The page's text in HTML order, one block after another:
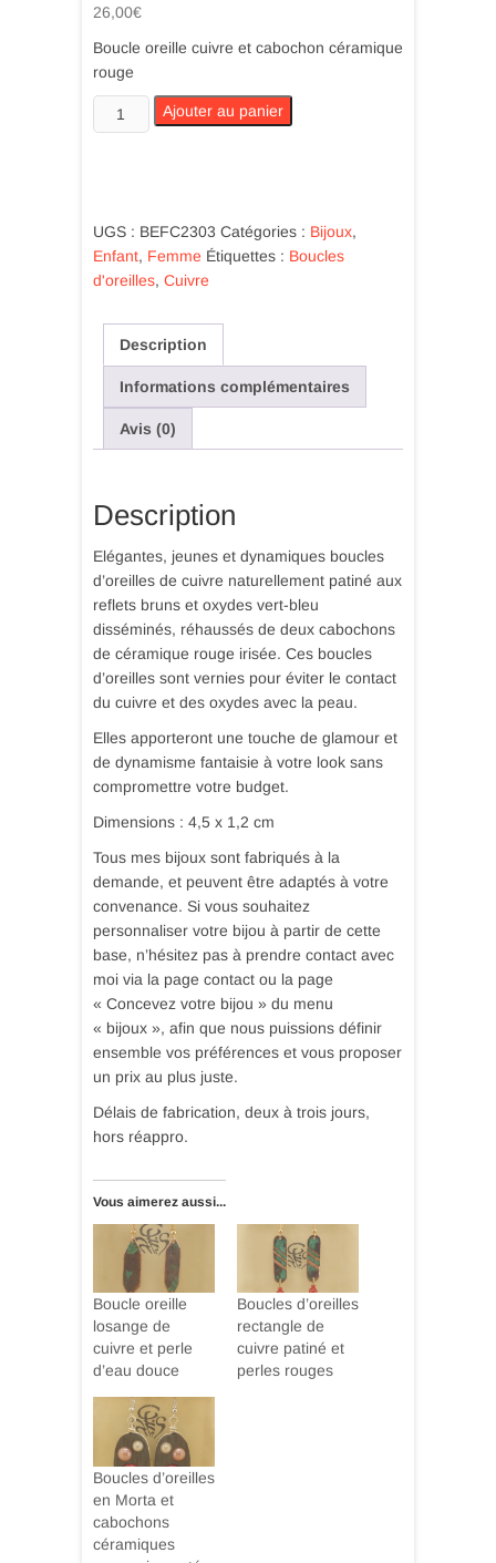
26,00€
Boucle oreille cuivre et cabochon céramique
rouge
quantité
de
et
cabochon
céramique
Ajouter au panier
UGS : BEFC2303 Catégories : Bijoux,
Enfant, Femme Étiquettes : Boucles
d'oreilles, Cuivre
Description
Informations complémentaires
Avis (0)
Description
Elégantes, jeunes et dynamiques boucles
d’oreilles de cuivre naturellement patiné aux
reflets bruns et oxydes vert-bleu
disséminés, réhaussés de deux cabochons
de céramique rouge irisée. Ces boucles
d’oreilles sont vernies pour éviter le contact
du cuivre et des oxydes avec la peau.
Elles apporteront une touche de glamour et
de dynamisme fantaisie à votre look sans
compromettre votre budget.
Dimensions : 4,5 x 1,2 cm
Tous mes bijoux sont fabriqués à la
demande, et peuvent être adaptés à votre
convenance. Si vous souhaitez
personnaliser votre bijou à partir de cette
base, n’hésitez pas à prendre contact avec
moi via la page contact ou la page
« Concevez votre bijou » du menu
« bijoux », afin que nous puissions définir
ensemble vos préférences et vous proposer
un prix au plus juste.
Délais de fabrication, deux à trois jours,
hors réappro.
Vous aimerez aussi...
Boucle oreille
losange de
cuivre et perle
d’eau douce
Boucles d’oreilles
rectangle de
cuivre patiné et
perles rouges
Boucles d’oreilles
en Morta et
cabochons
céramiques